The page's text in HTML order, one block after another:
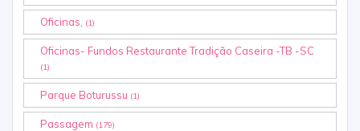
Oficinas, (1)
Oficinas- Fundos Restaurante Tradição Caseira -TB -SC
(1)
Parque Boturussu (1)
Passagem (179)